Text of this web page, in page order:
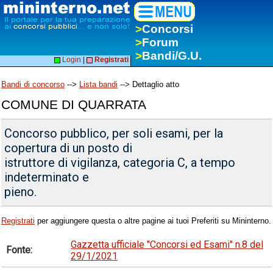
>Concorsi
>Forum
>Bandi/G.U.
Login Registrati
Bandi di concorso --> Lista bandi --> Dettaglio atto
COMUNE DI QUARRATA
Concorso pubblico, per soli esami, per la
copertura di un posto di
istruttore di vigilanza, categoria C, a tempo
indeterminato e
pieno.
Registrati per aggiungere questa o altre pagine ai tuoi Preferiti su Mininterno.
Fonte:
Gazzetta ufficiale "Concorsi ed Esami" n.8 del
29/1/2021